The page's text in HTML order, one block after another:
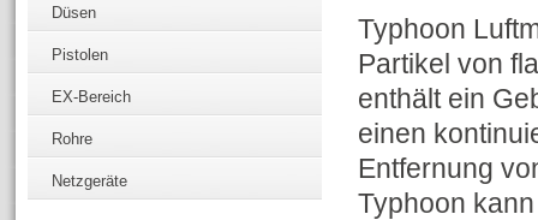
Düsen
Pistolen
EX-Bereich
Rohre
Netzgeräte
Typhoon
Partikel von
enthält ein
einen
Entfernung
Typhoon